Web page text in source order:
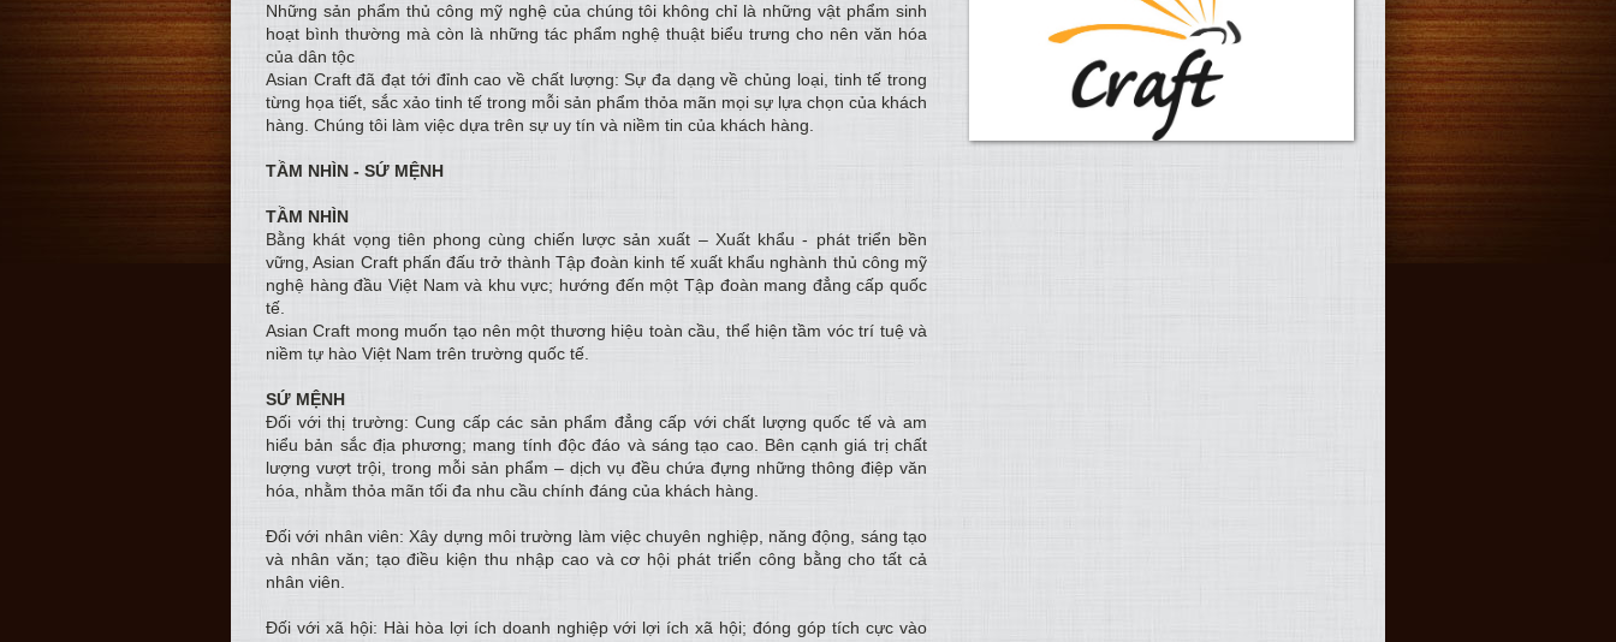
Những sản phẩm thủ công mỹ nghệ của chúng tôi không chỉ là những vật phẩm sinh
hoạt bình thường mà còn là những tác phẩm nghệ thuật biểu trưng cho nên văn hóa
của dân tộc
Asian Craft đã đạt tới đỉnh cao về chất lượng: Sự đa dạng về chủng loại, tinh tế trong
từng họa tiết, sắc xảo tinh tế trong mỗi sản phẩm thỏa mãn mọi sự lựa chọn của khách
hàng. Chúng tôi làm việc dựa trên sự uy tín và niềm tin của khách hàng.
TẦM NHÌN - SỨ MỆNH
TẦM NHÌN
Bằng khát vọng tiên phong cùng chiến lược sản xuất – Xuất khẩu - phát triển bền
vững, Asian Craft phấn đấu trở thành Tập đoàn kinh tế xuất khẩu nghành thủ công mỹ
nghệ hàng đầu Việt Nam và khu vực; hướng đến một Tập đoàn mang đẳng cấp quốc
tế.
Asian Craft mong muốn tạo nên một thương hiệu toàn cầu, thể hiện tầm vóc trí tuệ và
niềm tự hào Việt Nam trên trường quốc tế.
SỨ MỆNH
Đối với thị trường: Cung cấp các sản phẩm đẳng cấp với chất lượng quốc tế và am
hiểu bản sắc địa phương; mang tính độc đáo và sáng tạo cao. Bên cạnh giá trị chất
lượng vượt trội, trong mỗi sản phẩm – dịch vụ đều chứa đựng những thông điệp văn
hóa, nhằm thỏa mãn tối đa nhu cầu chính đáng của khách hàng.
Đối với nhân viên: Xây dựng môi trường làm việc chuyên nghiệp, năng động, sáng tạo
và nhân văn; tạo điều kiện thu nhập cao và cơ hội phát triển công bằng cho tất cả
nhân viên.
Đối với xã hội: Hài hòa lợi ích doanh nghiệp với lợi ích xã hội; đóng góp tích cực vào